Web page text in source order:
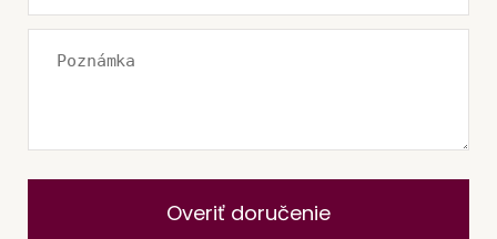
Overiť doručenie